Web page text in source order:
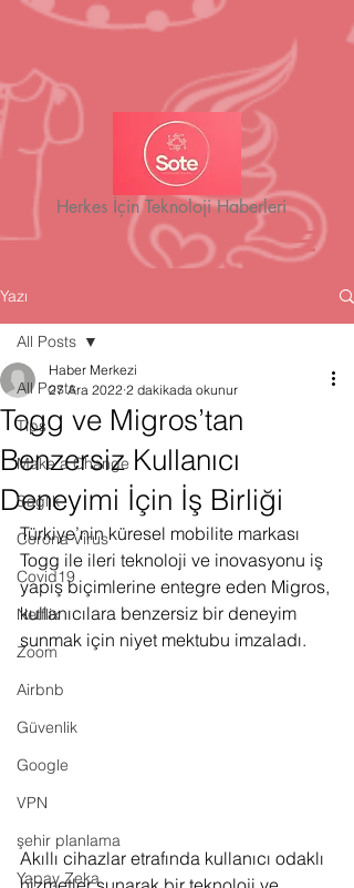
Herkes İçin Teknoloji Haberleri
Yazı
All Posts
Tips
Make a Change
Sağlık
Corona Virus
Covid19
Netflix
Zoom
Airbnb
Güvenlik
Google
VPN
şehir planlama
Yapay Zeka
All Posts
Togg ve Migros’tan
Benzersiz Kullanıcı
Deneyimi İçin İş Birliği
Haber Merkezi
27 Ara 2022 2 dakikada okunur
Türkiye’nin küresel mobilite markası
Togg ile ileri teknoloji ve inovasyonu iş
yapış biçimlerine entegre eden Migros,
kullanıcılara benzersiz bir deneyim
sunmak için niyet mektubu imzaladı.
Akıllı cihazlar etrafında kullanıcı odaklı